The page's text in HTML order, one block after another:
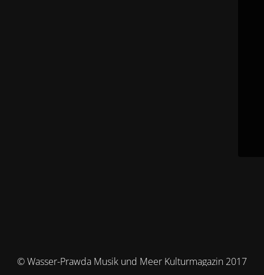
© Wasser-Prawda Musik und Meer Kulturmagazin 2017